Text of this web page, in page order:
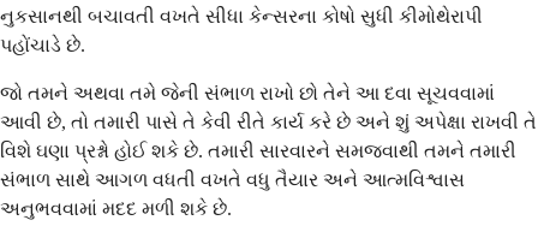
નુકસાનથી બચાવતી વખતે સીધા કેન્સરના કોષો સુધી કીમોથેરાપી
પહોંચાડે છે.
જો તમને અથવા તમે જેની સંભાળ રાખો છો તેને આ દવા સૂચવવામાં
આવી છે, તો તમારી પાસે તે કેવી રીતે કાર્ય કરે છે અને શું અપેક્ષા રાખવી તે
વિશે ઘણા પ્રશ્નો હોઈ શકે છે. તમારી સારવારને સમજવાથી તમને તમારી
સંભાળ સાથે આગળ વધતી વખતે વધુ તૈયાર અને આત્મવિશ્વાસ
અનુભવવામાં મદદ મળી શકે છે.